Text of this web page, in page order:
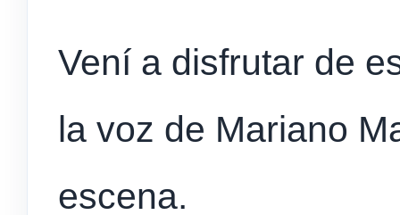
Vení a disfrutar de
la voz de Mariano
escena.